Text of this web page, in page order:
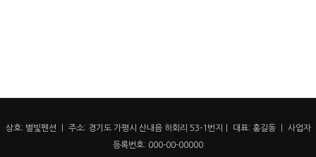
상호: 별빛펜션 ㅣ 주소: 경기도 가평시 산내음 하회리 53-1번지ㅣ 대표: 홍길동 ㅣ 사업자
등록번호: 000-00-00000